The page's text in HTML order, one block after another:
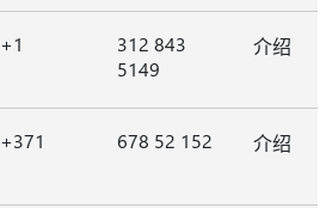
+1
312 843
5149
介绍
+371 678 52 152 介绍